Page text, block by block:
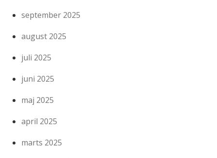
september 2025
august 2025
juli 2025
juni 2025
maj 2025
april 2025
marts 2025